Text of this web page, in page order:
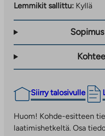
Lemmikit sallittu: Kyllä
Siirry talosivulle
Huom! Kohde-esitteen
laatimishetkeltä. Osa